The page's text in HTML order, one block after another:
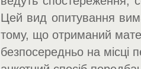
Цей вид опитування
тому, що отриманий
безпосередньо на місці